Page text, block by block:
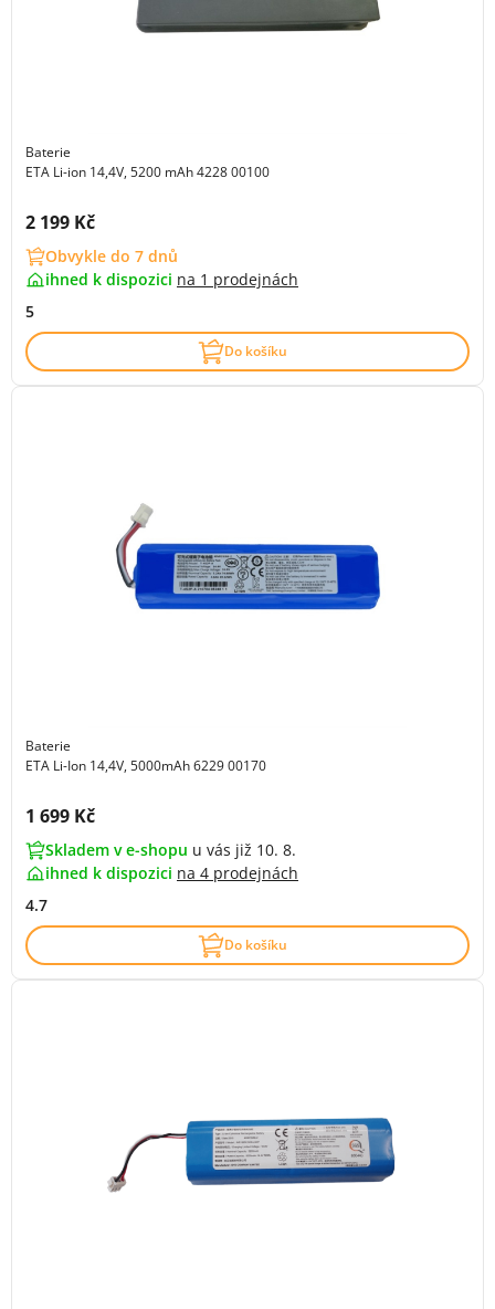
Baterie
ETA Li-ion 14,4V, 5200 mAh 4228 00100
Cena s DPH:
2 199 Kč
Obvykle do 7 dnů
ihned k dispozici na 1 prodejnách
5
Do košíku
Baterie
ETA Li-Ion 14,4V, 5000mAh 6229 00170
Cena s DPH:
1 699 Kč
Skladem v e-shopu u vás již 10. 8.
ihned k dispozici na 4 prodejnách
4.7
Do košíku